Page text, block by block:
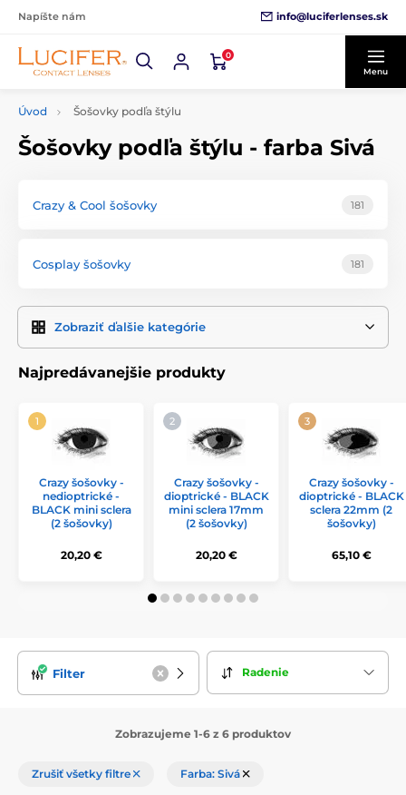
Napíšte nám info@luciferlenses.sk
0
Menu
Úvod Šošovky podľa štýlu
Šošovky podľa štýlu - farba Sivá
Crazy & Cool šošovky 181
Cosplay šošovky 181
Zobraziť ďalšie kategórie
Najpredávanejšie produkty
Crazy šošovky -
nedioptrické -
BLACK mini sclera
(2 šošovky)
20,20 €
Crazy šošovky -
dioptrické - BLACK
mini sclera 17mm
(2 šošovky)
20,20 €
Crazy šošovky -
dioptrické - BLACK
sclera 22mm (2
šošovky)
65,10 €
Filter Radenie
Zobrazujeme 1-6 z 6 produktov
Zrušiť všetky filtre Farba: Sivá